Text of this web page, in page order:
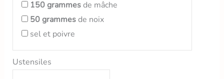
150grammesde mâche
50grammesde noix
sel et poivre
Ustensiles